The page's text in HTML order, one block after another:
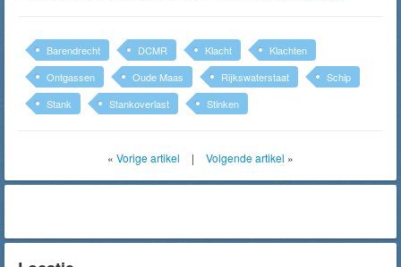
Barendrecht DCMR Klacht
Klachten
Ontgassen
Oude Maas Rijkswaterstaat
Schip
Stank
Stankoverlast Stinken
« Vorige artikel | Volgende artikel »